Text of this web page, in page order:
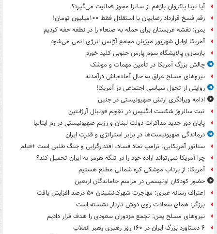
آیا تینا پاکروان بازهم از ساترا مجوز فعالیت می‌گیرد؟
رقم فسخ قرارداد رضاییان با استقلال فقط ۱۰۰میلیون تومان!
یمن: نقشه عربستان برای حمله به صنعاء را در نطفه خفه کردیم
آمریکا اوایل شهریور میزبان مجمع آژانس انرژی اتمی می‌شود
بازسازی پالایشگاه سوم پارس جنوبی کلید خورد
چالش بزرگ آمریکا در تأمین مهمات و موشک
نیروهای مسلح عراق به حال آماده‌باش درآمدند
روایتی از تحول سیاسی اجتماعی در آمریکا!
ادامه ویرانگری ارتش صهیونیستی در جنین
ثبت سالروز شکست انگلیس در تقویم فوتبال آرژانتین
پایان دور جدید مذاکرات دولت لبنان و رژیم صهیونیستی در رم ایتالیا
درماندگی صهیونیست‌ها در برابر استراتژی و قدرت ایران
سناتور آمریکایی: ترامپ نماد فساد، اقتدارگرایی و جنگ طلبی است +فیلم
چرا آمریکا نمی‌تواند اراده خود را در تنگه هرمز به ایران تحمیل کند؟
آمریکا: از پرتاب موشکی کره شمالی مطلع هستیم
حضور کودکان اوتیسمی در مراسم جاماندگان اربعین
اعتراف رسانه عبری: مهاجرت شهرک‌نشینان ۵۰ درصد افزایش یافت
برزگر: همای سعادت روی دوش تارتار نشسته است
نیروهای مسلح یمن: تجمع مزدوران سعودی را هدف قرار دادیم
۶ دستاورد بزرگ ایران در ۱۶۰ روز رهبری رهبر انقلاب